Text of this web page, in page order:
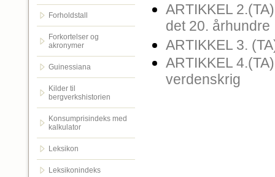
Forholdstall
Forkortelser og
akronymer
Guinessiana
Kilder til
bergverkshistorien
Konsumprisindeks med
kalkulator
Leksikon
Leksikonindeks
ARTIKKEL
det 20. århundre
ARTIKKEL 3.
ARTIKKEL
verdenskrig